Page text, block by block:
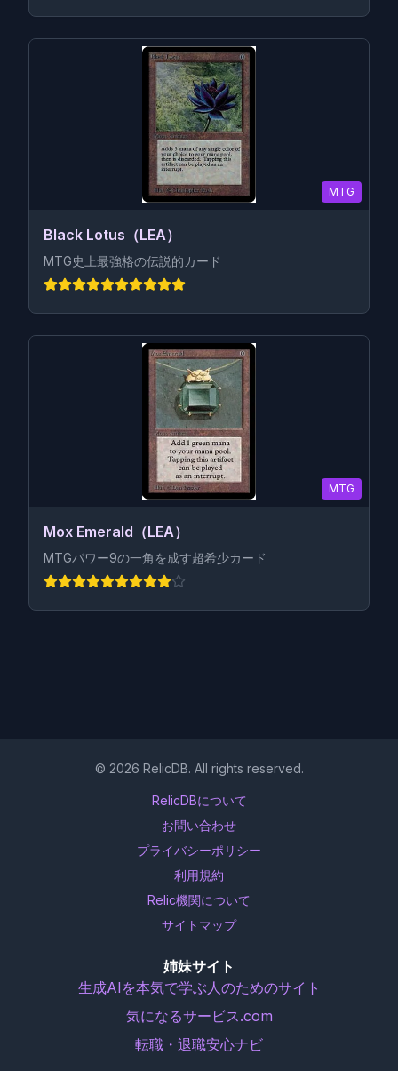
MTG
Black Lotus（LEA）
MTG史上最強格の伝説的カード
MTG
Mox Emerald（LEA）
MTGパワー9の一角を成す超希少カード
© 2026 RelicDB. All rights reserved.
RelicDBについて
お問い合わせ
プライバシーポリシー
利用規約
Relic機関について
サイトマップ
姉妹サイト
生成AIを本気で学ぶ人のためのサイト
気になるサービス.com
転職・退職安心ナビ